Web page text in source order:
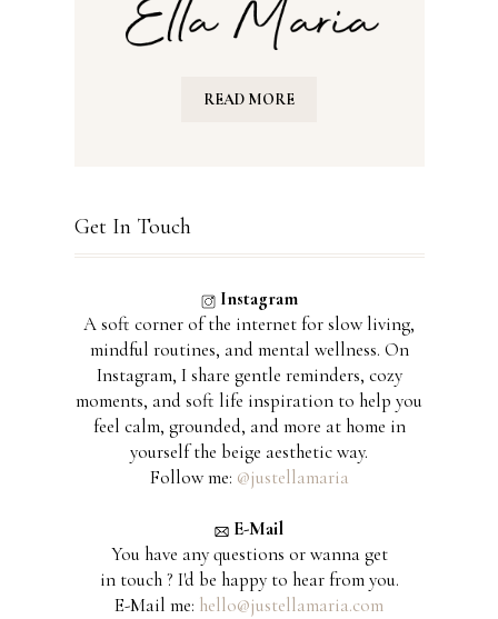
READ MORE
Get In Touch
Instagram
A soft corner of the internet for slow living,
mindful routines, and mental wellness. On
Instagram, I share gentle reminders, cozy
moments, and soft life inspiration to help you
feel calm, grounded, and more at home in
yourself the beige aesthetic way.
Follow me: @justellamaria
E-Mail
You have any questions or wanna get
in touch ? I'd be happy to hear from you.
E-Mail me: hello@justellamaria.com